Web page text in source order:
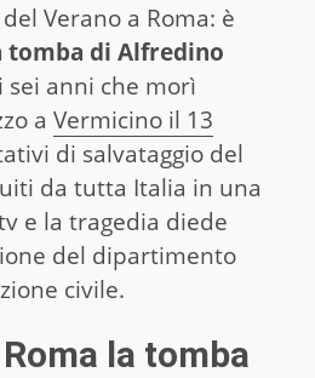
Verano a Roma: è
tomba di Alfredino
sei anni che morì
a Vermicino il 13
di salvataggio del
da tutta Italia in una
e la tragedia diede
del dipartimento
civile.
la tomba